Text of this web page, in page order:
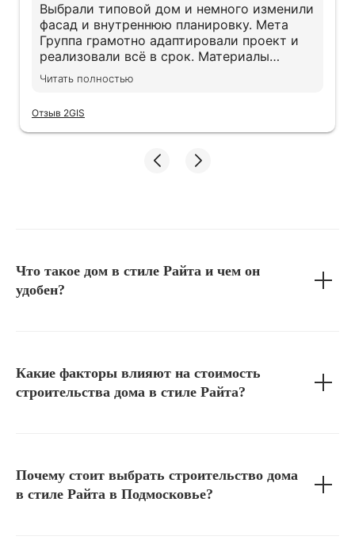
Выбрали типовой дом и немного изменили
фасад и внутреннюю планировку. Мета
Группа грамотно адаптировали проект и
реализовали всё в срок. Материалы
действительно качественные, экономии не
Читать полностью
Отзыв 2GIS
Что такое дом в стиле Райта и чем он
удобен?
Какие факторы влияют на стоимость
строительства дома в стиле Райта?
Почему стоит выбрать строительство дома
в стиле Райта в Подмосковье?